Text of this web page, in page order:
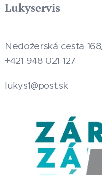
Lukyservis
Nedožerská cesta
+421 948 021 127
lukys1@post.sk